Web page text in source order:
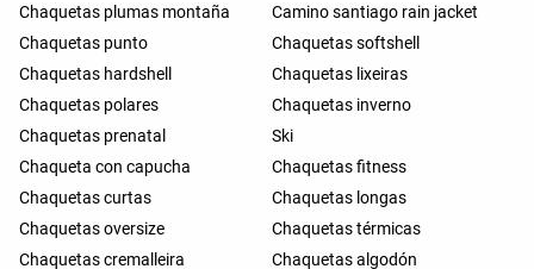
Chaquetas plumas montaña
Camino santiago rain jacket
Chaquetas punto
Chaquetas softshell
Chaquetas hardshell
Chaquetas lixeiras
Chaquetas polares
Chaquetas inverno
Chaquetas prenatal
Ski
Chaqueta con capucha
Chaquetas fitness
Chaquetas curtas
Chaquetas longas
Chaquetas oversize
Chaquetas térmicas
Chaquetas cremalleira
Chaquetas algodón